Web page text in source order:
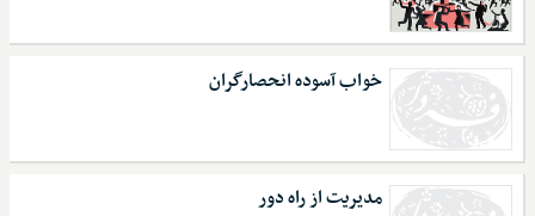
خواب آسوده انحصارگران
مدیریت از راه دور